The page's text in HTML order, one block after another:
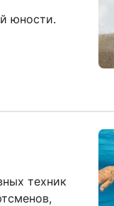
юности.
техник